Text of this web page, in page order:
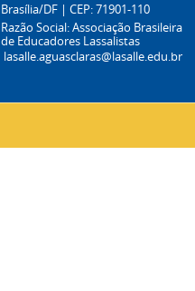
Brasília/DF | CEP: 71901-110
Razão Social: Associação Brasileira
de Educadores Lassalistas
lasalle.aguasclaras@lasalle.edu.br